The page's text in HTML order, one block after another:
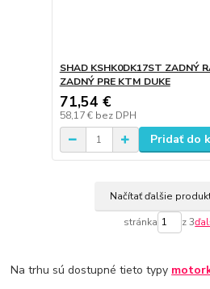
SHAD KSHK0DK17ST ZADNÝ
ZADNÝ PRE KTM DUKE
71,54 €
58,17 € bez DPH
Pridať do
Načítať ďalšie
stránka z 3
Na trhu sú dostupné tieto typy